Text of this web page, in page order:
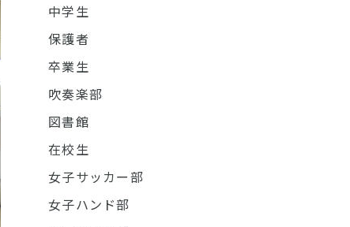
中学生
保護者
卒業生
吹奏楽部
図書館
在校生
女子サッカー部
女子ハンド部